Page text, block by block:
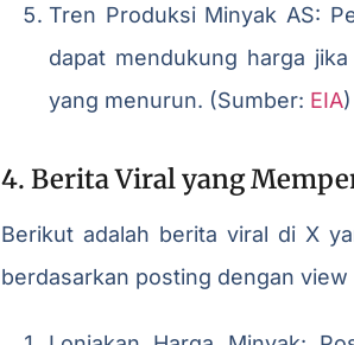
Tren Produksi Minyak AS:
dapat mendukung harga
yang menurun. (Sumber: EIA)
4. Berita Viral yang
Berikut adalah berita viral di X
berdasarkan posting dengan